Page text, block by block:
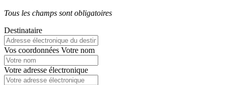
Tous les champs sont obligatoires
Destinataire
Vos coordonnées Votre nom
Votre adresse électronique